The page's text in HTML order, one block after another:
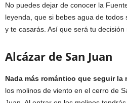
No puedes dejar de conocer la
leyenda, que si bebes agua de
y te casarás. Así que será tu decisión
Alcázar de San Juan
Nada más romántico que seguir la
los molinos de viento en el cerro de